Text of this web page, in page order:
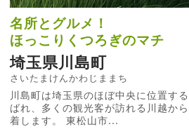
名所とグルメ！
ほっこりくつろぎのマチ
埼玉県川島町
さいたまけんかわじままち
川島町は埼玉県のほぼ中央に位置す
ばれ、多くの観光客が訪れる川越か
着します。 東松山市...